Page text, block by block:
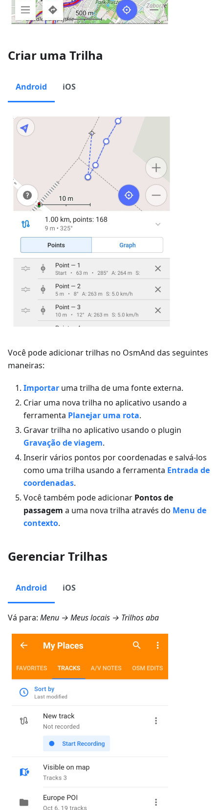
Criar uma Trilha
Android iOS
Você pode adicionar trilhas no OsmAnd das seguintes
maneiras:
Importar uma trilha de uma fonte externa.
Criar uma nova trilha no aplicativo usando a
ferramenta Planejar uma rota.
Gravar trilha no aplicativo usando o plugin
Gravação de viagem.
Inserir vários pontos por coordenadas e salvá-los
como uma trilha usando a ferramenta Entrada de
coordenadas.
Você também pode adicionar Pontos de
passagem a uma nova trilha através do Menu de
contexto.
Gerenciar Trilhas
Android iOS
Vá para: Menu → Meus locais → Trilhosaba